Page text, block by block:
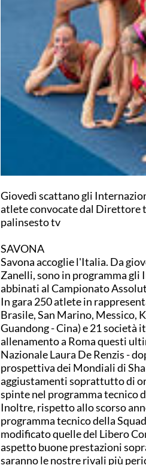
Giovedì scattano gli
atlete convocate dal Direttore
palinsesto tv
SAVONA
Savona accoglie l'Italia. Da
Zanelli, sono in programma
abbinati al Campionato
In gara 250 atlete in
Brasile, San Marino, Messico,
Guandong - Cina) e 21 società
allenamento a Roma questi
Nazionale Laura De Renzis -
prospettiva dei Mondiali di
aggiustamenti soprattutto di
spinte nel programma tecnico
Inoltre, rispetto allo scorso
programma tecnico della
modificato quelle del Libero
aspetto buone prestazioni
saranno le nostre rivali più